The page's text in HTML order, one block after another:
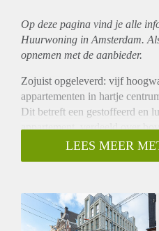
Op deze pagina vind je alle
Huurwoning in Amsterdam.
opnemen met de aanbieder.
Zojuist opgeleverd: vijf
appartementen in hartje
Dit betreft een gestoffeerd en
appartement, verdeeld over
prachtige raampartijen maken
Leidsestraat biedt een
appartementen prima
geen sprake!
LEES MEER